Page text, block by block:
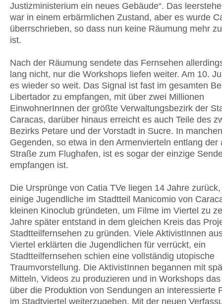
Justizministerium ein neues Gebäude“. Das
war in einem erbärmlichen Zustand, aber es wurde
überrschrieben, so dass nun keine Räumung mehr
ist.
Nach der Räumung sendete das Fernsehen
lang nicht, nur die Workshops liefen weiter. Am 10.
es wieder so weit. Das Signal ist fast im gesamten
Libertador zu empfangen, mit über zwei Millionen
EinwohnerInnen der größte Verwaltungsbezirk der
Caracas, darüber hinaus erreicht es auch Teile des
Bezirks Petare und der Vorstadt in Sucre. In manchen
Gegenden, so etwa in den Armenvierteln entlang der
Straße zum Flughafen, ist es sogar der einzige
empfangen ist.
Die Ursprünge von Catia TVe liegen 14 Jahre
einige Jugendliche im Stadtteil Manicomio von
kleinen Kinoclub gründeten, um Filme im Viertel zu
Jahre später entstand in dem gleichen Kreis das
Stadtteilfernsehen zu gründen. Viele AktivistInnen
Viertel erklärten die Jugendlichen für verrückt, ein
Stadtteilfernsehen schien eine vollständig utopische
Traumvorstellung. Die AktivistInnen begannen mit
Mitteln, Videos zu produzieren und in Workshops
über die Produktion von Sendungen an interessierte
im Stadtviertel weiterzugeben. Mit der neuen